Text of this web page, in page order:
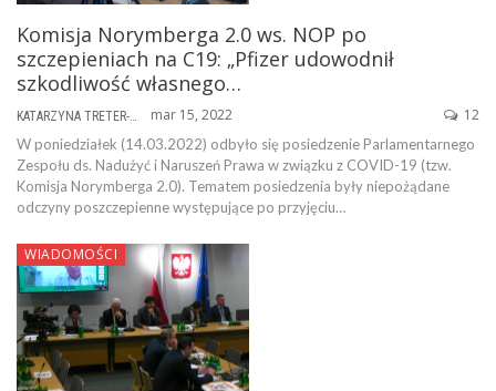
Komisja Norymberga 2.0 ws. NOP po
szczepieniach na C19: „Pfizer udowodnił
szkodliwość własnego…
mar 15, 2022 12
W poniedziałek (14.03.2022) odbyło się posiedzenie Parlamentarnego
Zespołu ds. Nadużyć i Naruszeń Prawa w związku z COVID-19 (tzw.
Komisja Norymberga 2.0). Tematem posiedzenia były niepożądane
odczyny poszczepienne występujące po przyjęciu…
WIADOMOŚCI